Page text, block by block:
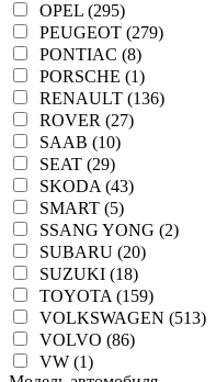
OPEL (295)
PEUGEOT (279)
PONTIAC (8)
PORSCHE (1)
RENAULT (136)
ROVER (27)
SAAB (10)
SEAT (29)
SKODA (43)
SMART (5)
SSANG YONG (2)
SUBARU (20)
SUZUKI (18)
TOYOTA (159)
VOLKSWAGEN (513)
VOLVO (86)
VW (1)